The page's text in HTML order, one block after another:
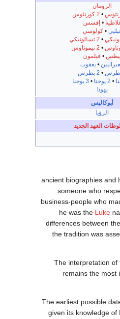
الرومان
• 2 كورنثوس
•إفسس
•كولوسي
• 2 تسالونيكي
• 2 تيموثاوس
• فيلمون
• يعقوب
• 2 بطرس
• 2 يوحنا • 3 يوحنا
يهوذا
أپوكالپس
الرؤيا
العهد الجديد
ancient biographies and
someone who
business-people who
Luke
differences between
the tradition was
The interpretation of
remains the most
The earliest possible
given its knowledge of